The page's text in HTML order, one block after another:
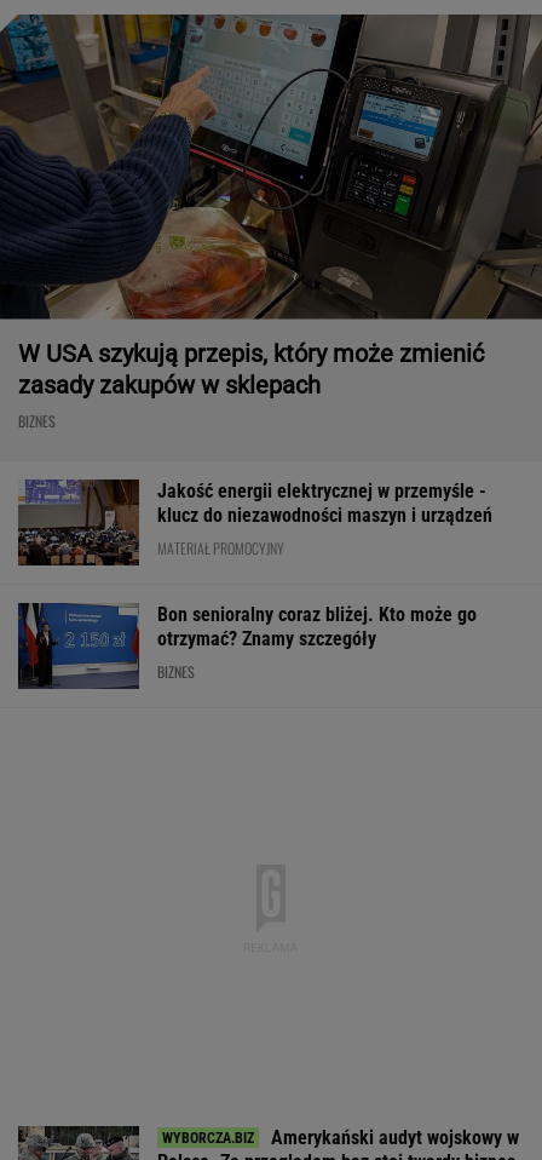
W USA szykują przepis, który może zmienić
zasady zakupów w sklepach
BIZNES
Jakość energii elektrycznej w przemyśle -
klucz do niezawodności maszyn i urządzeń
MATERIAŁ PROMOCYJNY
Bon senioralny coraz bliżej. Kto może go
otrzymać? Znamy szczegóły
BIZNES
Amerykański audyt wojskowy w